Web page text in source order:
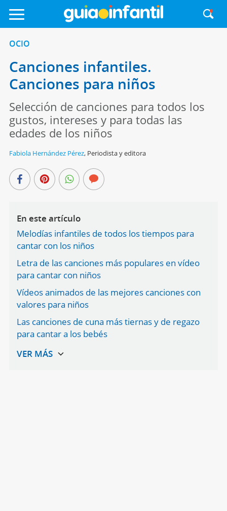
OCIO
Canciones infantiles.
Canciones para niños
Selección de canciones para todos los
gustos, intereses y para todas las
edades de los niños
Fabiola Hernández Pérez, Periodista y editora
En este artículo
Melodías infantiles de todos los tiempos para
cantar con los niños
Letra de las canciones más populares en vídeo
para cantar con niños
Vídeos animados de las mejores canciones con
valores para niños
Las canciones de cuna más tiernas y de regazo
para cantar a los bebés